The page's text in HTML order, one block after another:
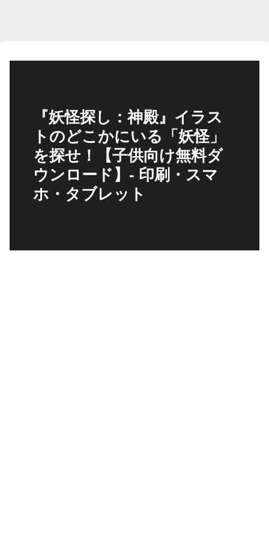
『妖怪探し：神殿』イラス
トのどこかにいる「妖怪」
を探せ！【子供向け無料ダ
ウンロード】- 印刷・スマ
ホ・タブレット